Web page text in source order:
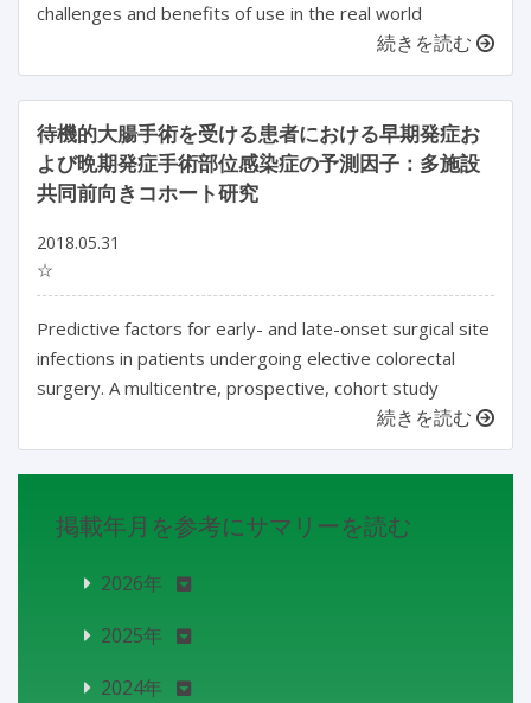
challenges and benefits of use in the real world
続きを読む
待機的大腸手術を受ける患者における早期発症お
よび晩期発症手術部位感染症の予測因子：多施設
共同前向きコホート研究
2018.05.31
☆
Predictive factors for early- and late-onset surgical site
infections in patients undergoing elective colorectal
surgery. A multicentre, prospective, cohort study
続きを読む
掲載年月を参考にサマリーを読む
2026年
2025年
2024年